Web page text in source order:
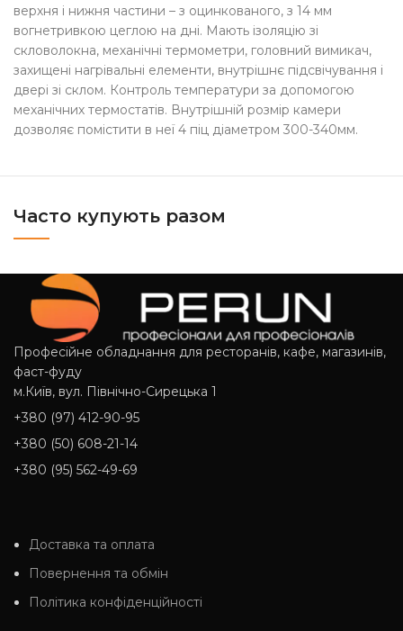
верхня і нижня частини – з оцинкованого, з 14 мм
вогнетривкою цеглою на дні. Мають ізоляцію зі
скловолокна, механічні термометри, головний вимикач,
захищені нагрівальні елементи, внутрішнє підсвічування і
двері зі склом. Контроль температури за допомогою
механічних термостатів. Внутрішній розмір камери
дозволяє помістити в неї 4 піц діаметром 300-340мм.
Часто купують разом
Професійне обладнання для ресторанів, кафе, магазинів,
фаст-фуду
м.Київ, вул. Північно-Сирецька 1
+380 (97) 412-90-95
+380 (50) 608-21-14
+380 (95) 562-49-69
Доставка та оплата
Повернення та обмін
Політика конфіденційності